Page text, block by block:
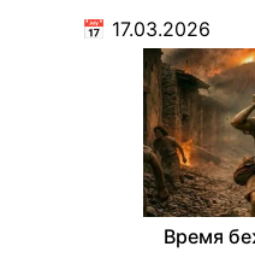
📅 17.03.2026
Время